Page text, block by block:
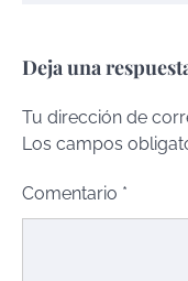
Deja una
Tu dirección de
Los campos
Comentario *